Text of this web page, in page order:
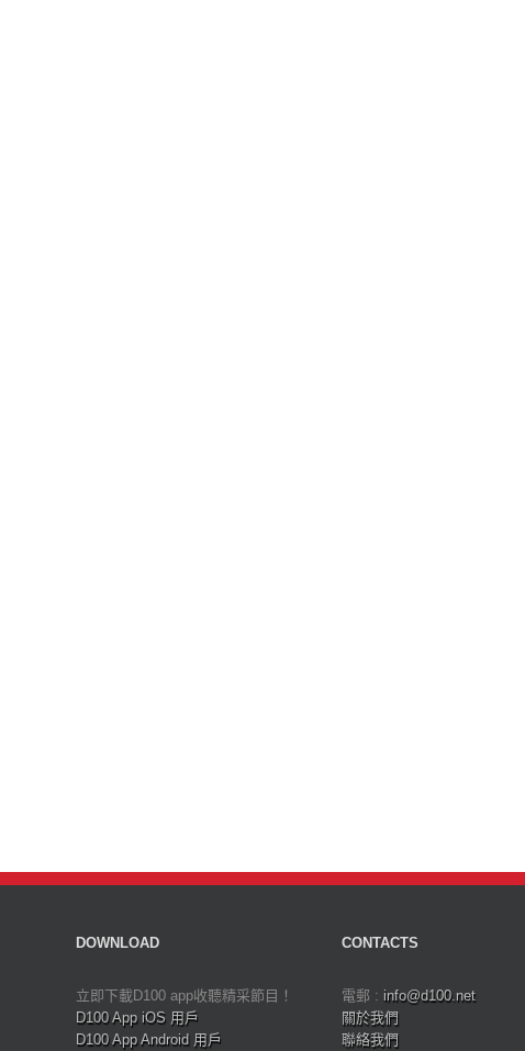
DOWNLOAD
立即下載D100 app收聽精采節目！
D100 App iOS 用戶
D100 App Android 用戶
CONTACTS
電郵 : info@d100.net
關於我們
聯絡我們